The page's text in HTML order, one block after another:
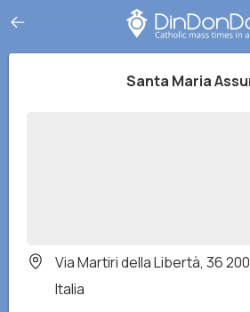
Santa Maria
Via Martiri della Libertà, 36
Italia